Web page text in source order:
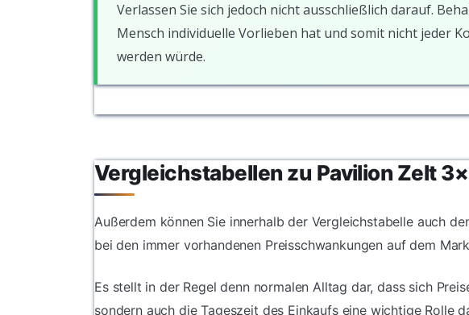
Verlassen Sie sich jedoch nicht ausschließlich darauf.
Mensch individuelle Vorlieben hat und somit nicht jeder
werden würde.
Vergleichstabellen zu Pavilion Zelt
Außerdem können Sie innerhalb der Vergleichstabelle auch
bei den immer vorhandenen Preisschwankungen auf dem
Es stellt in der Regel denn normalen Alltag dar, dass sich
sondern auch die Tageszeit des Einkaufs eine wichtige Rolle